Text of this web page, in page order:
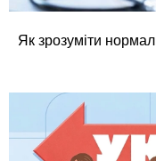
Як зрозуміти